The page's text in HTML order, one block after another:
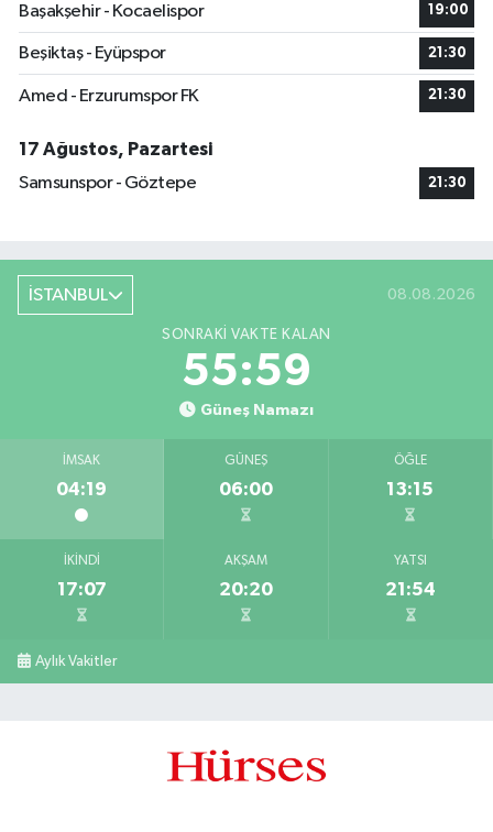
Başakşehir - Kocaelispor
19:00
Beşiktaş - Eyüpspor 21:30
Amed - Erzurumspor FK 21:30
17 Ağustos, Pazartesi
Samsunspor - Göztepe
21:30
İSTANBUL 08.08.2026
SONRAKI VAKTE KALAN
55:58
Güneş Namazı
İMSAK
04:19
GÜNEŞ
06:00
ÖĞLE
13:15
İKINDI
17:07
AKŞAM
20:20
YATSI
21:54
Aylık Vakitler